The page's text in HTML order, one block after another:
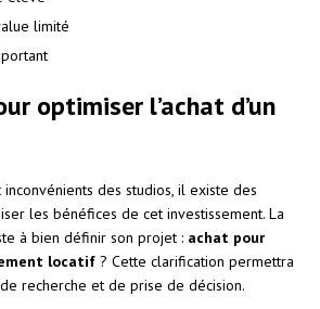
limité
optimiser l’achat d’un
des studios, il existe des
les bénéfices de cet investissement. La
à bien définir son projet : achat pour
locatif ? Cette clarification permettra
recherche et de prise de décision.